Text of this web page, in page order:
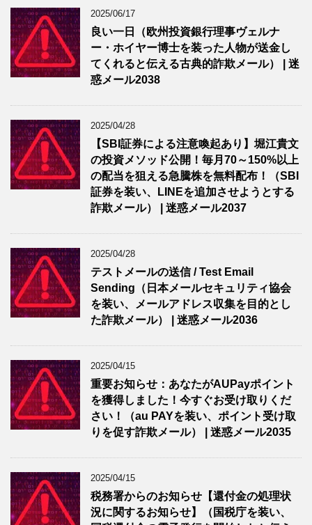
2025/06/17
良い一日（欧州投資銀行理事ヴェルナ
ー・ホイヤー博士を装った人物が送金し
てくれると伝える古典的詐欺メール） | 迷
惑メール2038
2025/04/28
【SBI証券による注意喚起あり】堀江貴文
の投資メソッド公開！毎月70～150%以上
の配当を狙える急騰株を無料配布！（SBI
証券を装い、LINEを追加させようとする
詐欺メール） | 迷惑メール2037
2025/04/28
テストメールの送信 / Test Email
Sending（日本メールセキュリティ協会
を装い、メールアドレス収集を目的とし
た詐欺メール） | 迷惑メール2036
2025/04/15
重要お知らせ：あなたがAUPayポイント
を獲得しました！今すぐお受け取りくだ
さい！（au PAYを装い、ポイント受け取
りを促す詐欺メール） | 迷惑メール2035
2025/04/15
税務署からのお知らせ【還付金の処理状
況に関するお知らせ】（国税庁を装い、